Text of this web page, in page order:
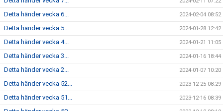
Detta händer vecka 6... 2024-02-04 08:52
Detta händer vecka 5... 2024-01-28 12:42
Detta händer vecka 4... 2024-01-21 11:05
Detta händer vecka 3... 2024-01-16 18:44
Detta händer vecka 2... 2024-01-07 10:20
Detta händer vecka 52... 2023-12-25 08:29
Detta händer vecka 51... 2023-12-16 08:39